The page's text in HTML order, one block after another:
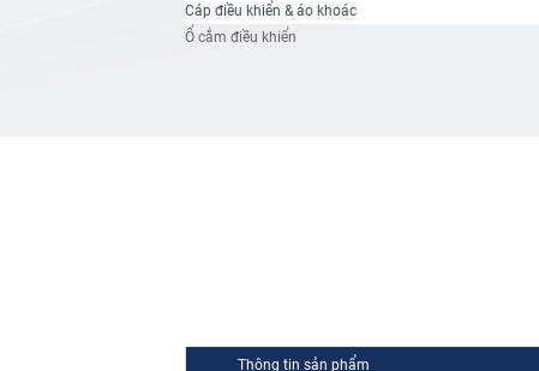
Cáp điều khiển & áo khoác
Ổ cắm điều khiển
Thông tin sản phẩm